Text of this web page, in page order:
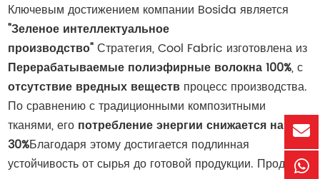
Ключевым достижением компании Bosida является
"Зеленое интеллектуальное
производство"Стратегия, Cool Fabric изготовлена из
Перерабатываемые полиэфирные волокна 100%, с
отсутствие вредных веществ процесс производства.
По сравнению с традиционными композитными
тканями, его потребление энергии снижается на
30%Благодаря этому достигается подлинная
устойчивость от сырья до готовой продукции. Продукт